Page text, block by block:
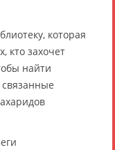
которая
кто захочет
найти